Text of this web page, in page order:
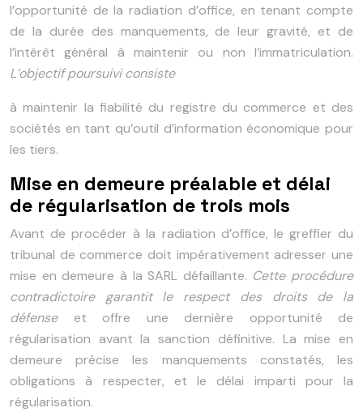
l’opportunité de la radiation d’office, en tenant compte
de la durée des manquements, de leur gravité, et de
l’intérêt général à maintenir ou non l’immatriculation.
L’objectif poursuivi consiste
à maintenir la fiabilité du registre du commerce et des
sociétés en tant qu’outil d’information économique pour
les tiers.
Mise en demeure préalable et délai
de régularisation de trois mois
Avant de procéder à la radiation d’office, le greffier du
tribunal de commerce doit impérativement adresser une
mise en demeure à la SARL défaillante. Cette procédure
contradictoire garantit le respect des droits de la
défenseet offre une dernière opportunité de
régularisation avant la sanction définitive. La mise en
demeure précise les manquements constatés, les
obligations à respecter, et le délai imparti pour la
régularisation.